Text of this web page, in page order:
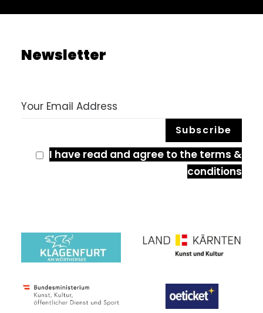
Newsletter
I have read and agree to the terms &
conditions